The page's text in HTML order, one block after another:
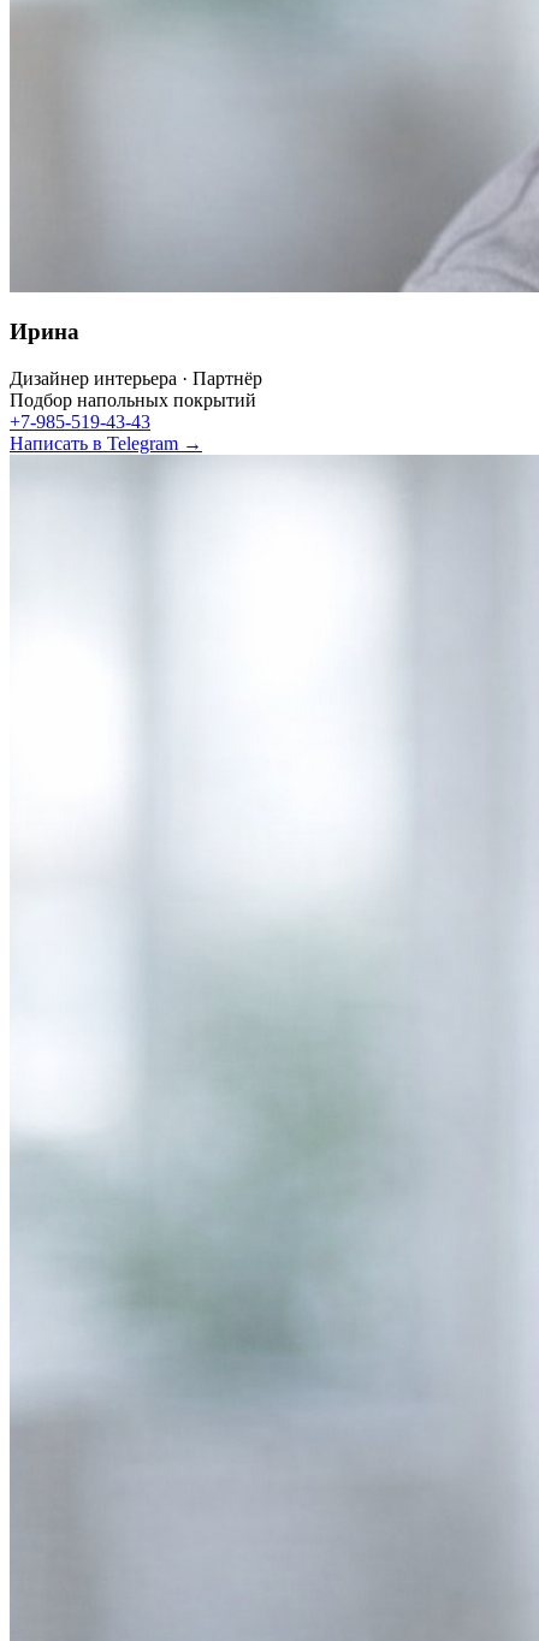
Ирина
Дизайнер интерьера · Партнёр
Подбор напольных покрытий
+7-985-519-43-43
Написать в Telegram →